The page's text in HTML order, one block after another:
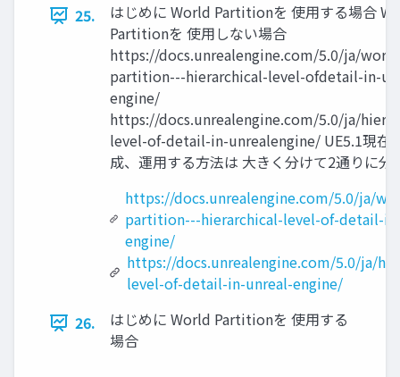
25.
はじめに World Partitionを 使用する場合
Partitionを 使用しない場合
https://docs.unrealengine.com/5.0/ja/
partition---hierarchical-level-ofdetail-in-
engine/
https://docs.unrealengine.com/5.0/ja/
level-of-detail-in-unrealengine/ UE5.1現在
成、運用する方法は 大きく分けて2通りに分
https://docs.unrealengine.com/5.0/ja/
partition---hierarchical-level-of-detail-
engine/
https://docs.unrealengine.com/5.0/ja/
level-of-detail-in-unreal-engine/
26.
はじめに World Partitionを 使用する
場合